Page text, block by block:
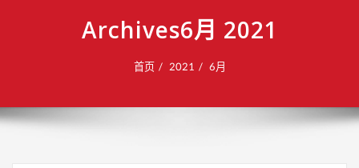
Archives6月 2021
首页 2021 6月